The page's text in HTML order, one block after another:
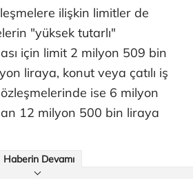
ilişkin limitler de
"yüksek tutarlı"
için limit 2 milyon 509 bin
liraya, konut veya çatılı iş
ise 6 milyon
12 milyon 500 bin liraya
Haberin Devamı